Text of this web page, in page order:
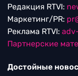
Редакция RTVI:
Маркетинг/PR:
Реклама RTVI:
Партнерские
Достойные